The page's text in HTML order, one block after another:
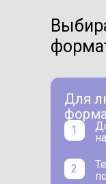
Для
1
2